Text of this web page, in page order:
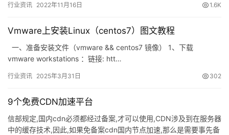
行业资讯 2022年11月16日 1.6K
Vmware上安装Linux（centos7）图文教程
一、准备安装文件（vmware && centos7 镜像） 1、下载
vmware workstations ：链接: htt…
行业资讯 2025年3月31日 302
9个免费CDN加速平台
信部规定,国内cdn必须都经过备案,才可以使用,CDN涉及到在服务器
中的缓存技术,因此,如果免备案cdn国内节点加速,那么是需要事先备